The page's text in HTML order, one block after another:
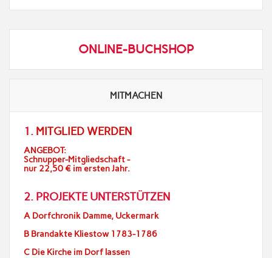
ONLINE-BUCHSHOP
MITMACHEN
1. MITGLIED WERDEN
ANGEBOT:
Schnupper-Mitgliedschaft -
nur 22,50 € im ersten Jahr.
2. PROJEKTE UNTERSTÜTZEN
A Dorfchronik Damme, Uckermark
B Brandakte Kliestow 1783-1786
C Die Kirche im Dorf lassen